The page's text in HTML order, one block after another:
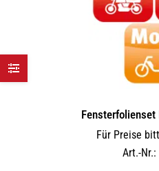
Fensterfolienset
Für Preise
Art.-Nr.: